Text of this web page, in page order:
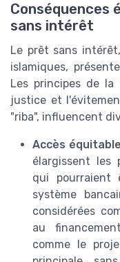
Conséquences
sans intérêt
Le prêt sans
islamiques,
Les principes de
justice et
"riba", influencent
Accès
élargissent les
qui pourraient
système
considérées
au
comme le